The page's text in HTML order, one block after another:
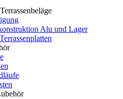
Alu und Lager